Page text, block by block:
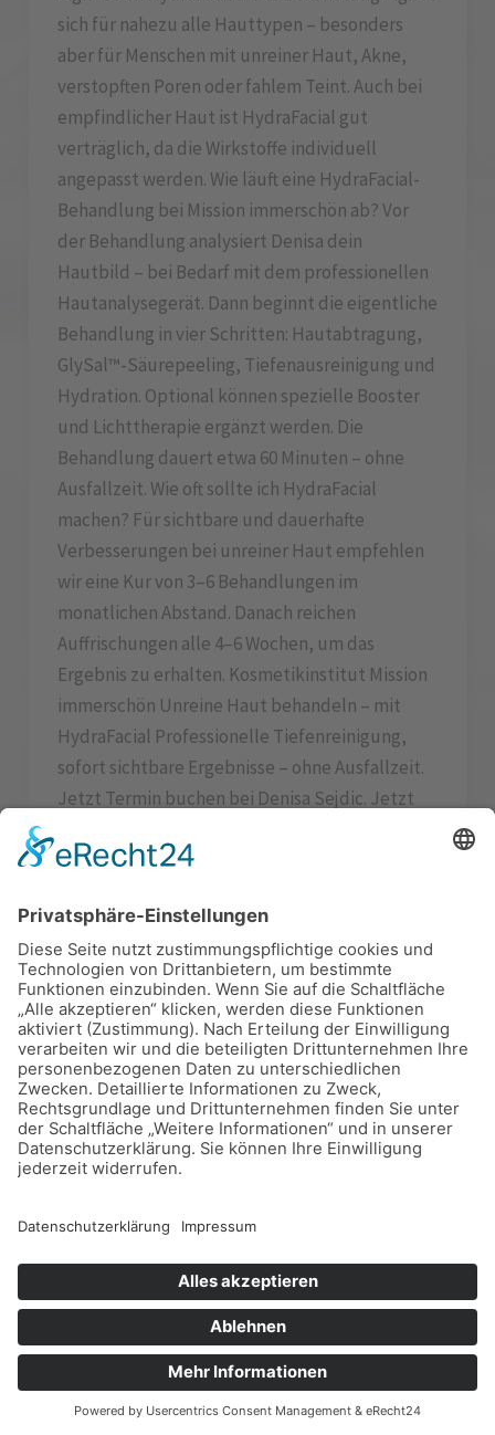
sich für nahezu alle Hauttypen – besonders
aber für Menschen mit unreiner Haut, Akne,
verstopften Poren oder fahlem Teint. Auch bei
empfindlicher Haut ist HydraFacial gut
verträglich, da die Wirkstoffe individuell
angepasst werden. Wie läuft eine HydraFacial-
Behandlung bei Mission immerschön ab? Vor
der Behandlung analysiert Denisa dein
Hautbild – bei Bedarf mit dem professionellen
Hautanalysegerät. Dann beginnt die eigentliche
Behandlung in vier Schritten: Hautabtragung,
GlySal™-Säurepeeling, Tiefenausreinigung und
Hydration. Optional können spezielle Booster
und Lichttherapie ergänzt werden. Die
Behandlung dauert etwa 60 Minuten – ohne
Ausfallzeit. Wie oft sollte ich HydraFacial
machen? Für sichtbare und dauerhafte
Verbesserungen bei unreiner Haut empfehlen
wir eine Kur von 3–6 Behandlungen im
monatlichen Abstand. Danach reichen
Auffrischungen alle 4–6 Wochen, um das
Ergebnis zu erhalten. Kosmetikinstitut Mission
immerschön Unreine Haut behandeln – mit
HydraFacial Professionelle Tiefenreinigung,
sofort sichtbare Ergebnisse – ohne Ausfallzeit.
Jetzt Termin buchen bei Denisa Sejdic. Jetzt
Altdorf, Eckental & Nürnberg
Falten behandeln ohne Spritzen – was
wirklich funktioniert